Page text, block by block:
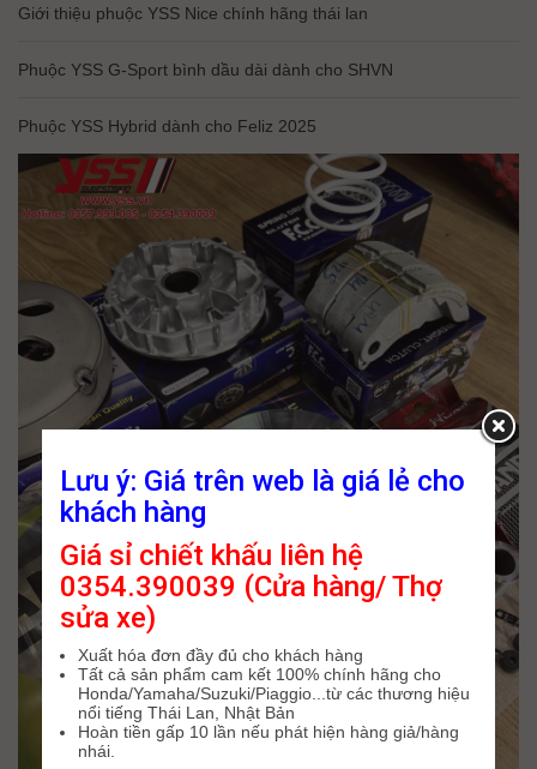
Giới thiệu phuộc YSS Nice chính hãng thái lan
Phuộc YSS G-Sport bình dầu dài dành cho SHVN
Phuộc YSS Hybrid dành cho Feliz 2025
Lưu ý: Giá trên web là giá lẻ cho
khách hàng
Giá sỉ chiết khấu liên hệ
0354.390039 (Cửa hàng/ Thợ
sửa xe)
Xuất hóa đơn đầy đủ cho khách hàng
Tất cả sản phẩm cam kết 100% chính hãng cho
Honda/Yamaha/Suzuki/Piaggio...từ các thương hiệu
nổi tiếng Thái Lan, Nhật Bản
Hoàn tiền gấp 10 lần nếu phát hiện hàng giả/hàng
nhái.